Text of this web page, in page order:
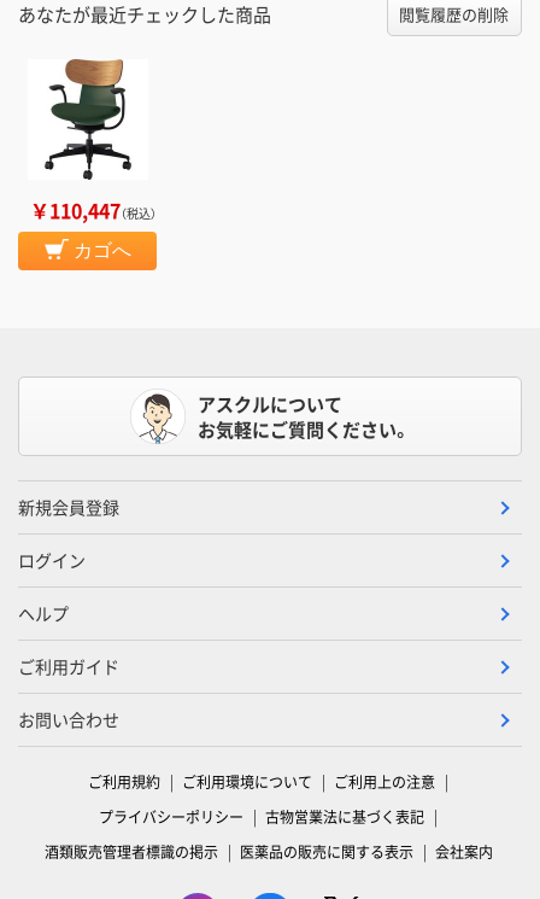
あなたが最近チェックした商品 閲覧履歴の削除
￥110,447（税込）
カゴへ
アスクルについて
お気軽にご質問ください。
新規会員登録
ログイン
ヘルプ
ご利用ガイド
お問い合わせ
ご利用規約 ご利用環境について
ご利用上の注意
プライバシーポリシー
古物営業法に基づく表記
酒類販売管理者標識の掲示
医薬品の販売に関する表示 会社案内